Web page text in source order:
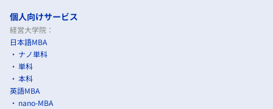
個人向けサービス
経営大学院：
日本語MBA
ナノ単科
単科
本科
英語MBA
nano-MBA